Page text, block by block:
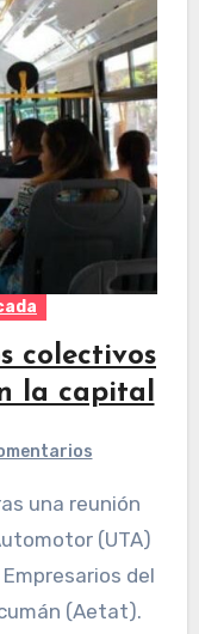
colectivos
la capital
(UTA)
del
(Aetat).